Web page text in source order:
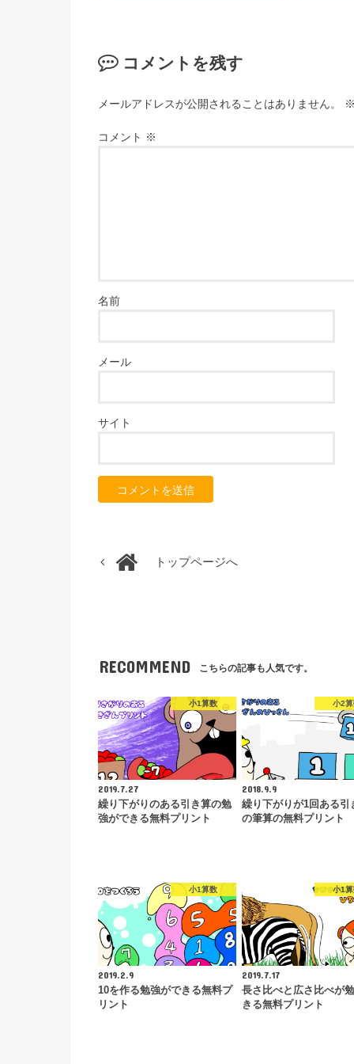
コメントを残す
メールアドレスが公開されることはありません。 ※
コメント ※
名前
メール
サイト
トップページへ
RECOMMEND こちらの記事も人気です。
小1算数
2019.7.27
繰り下がりのある引き算の勉
強ができる無料プリント
小2
2018.9.9
繰り下がりが1回ある引
の筆算の無料プリント
小1算数
2019.2.9
10を作る勉強ができる無料プ
リント
小1
2019.7.17
長さ比べと広さ比べが
きる無料プリント